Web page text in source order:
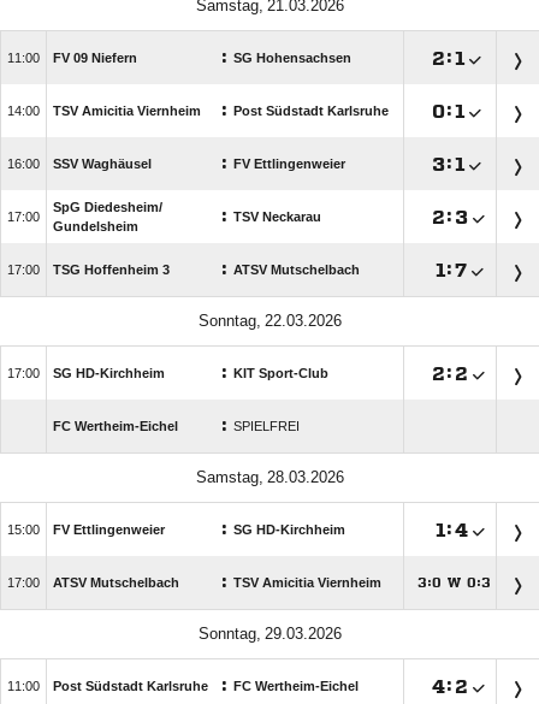
 
 FV 09 Niefern : SG Hohensachsen :
 TSV Amicitia Viernheim : Post Südstadt Karlsruhe :
 SSV Waghäusel : FV Ettlingenweier :

SpG Diedesheim/​
Gundelsheim
: TSV Neckarau : 
 TSG Hoffenheim 3 : ATSV Mutschelbach  :
 
 SG HD-Kirchheim : KIT Sport-Club : 
FC Wertheim-Eichel : SPIELFREI
 
 FV Ettlingenweier : SG HD-Kirchheim  :
 ATSV Mutschelbach : TSV Amicitia Viernheim : W :
 
 Post Südstadt Karlsruhe : FC Wertheim-Eichel : 